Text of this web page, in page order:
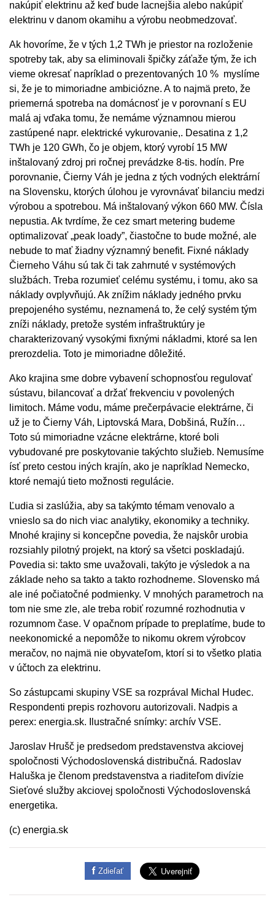
nakúpiť elektrinu až keď bude lacnejšia alebo nakúpiť
elektrinu v danom okamihu a výrobu neobmedzovať.
Ak hovoríme, že v tých 1,2 TWh je priestor na rozloženie
spotreby tak, aby sa eliminovali špičky záťaže tým, že ich
vieme okresať napríklad o prezentovaných 10 % myslíme
si, že je to mimoriadne ambiciózne. A to najmä preto, že
priemerná spotreba na domácnosť je v porovnaní s EU
malá aj vďaka tomu, že nemáme významnou mierou
zastúpené napr. elektrické vykurovanie,. Desatina z 1,2
TWh je 120 GWh, čo je objem, ktorý vyrobí 15 MW
inštalovaný zdroj pri ročnej prevádzke 8-tis. hodín. Pre
porovnanie, Čierny Váh je jedna z tých vodných elektrární
na Slovensku, ktorých úlohou je vyrovnávať bilanciu medzi
výrobou a spotrebou. Má inštalovaný výkon 660 MW. Čísla
nepustia. Ak tvrdíme, že cez smart metering budeme
optimalizovať „peak loady”, čiastočne to bude možné, ale
nebude to mať žiadny významný benefit. Fixné náklady
Čierneho Váhu sú tak či tak zahrnuté v systémových
službách. Treba rozumieť celému systému, i tomu, ako sa
náklady ovplyvňujú. Ak znížim náklady jedného prvku
prepojeného systému, neznamená to, že celý systém tým
zníži náklady, pretože systém infraštruktúry je
charakterizovaný vysokými fixnými nákladmi, ktoré sa len
prerozdelia. Toto je mimoriadne dôležité.
Ako krajina sme dobre vybavení schopnosťou regulovať
sústavu, bilancovať a držať frekvenciu v povolených
limitoch. Máme vodu, máme prečerpávacie elektrárne, či
už je to Čierny Váh, Liptovská Mara, Dobšiná, Ružín…
Toto sú mimoriadne vzácne elektrárne, ktoré boli
vybudované pre poskytovanie takýchto služieb. Nemusíme
ísť preto cestou iných krajín, ako je napríklad Nemecko,
ktoré nemajú tieto možnosti regulácie.
Ľudia si zaslúžia, aby sa takýmto témam venovalo a
vnieslo sa do nich viac analytiky, ekonomiky a techniky.
Mnohé krajiny si koncepčne povedia, že najskôr urobia
rozsiahly pilotný projekt, na ktorý sa všetci poskladajú.
Povedia si: takto sme uvažovali, takýto je výsledok a na
základe neho sa takto a takto rozhodneme. Slovensko má
ale iné počiatočné podmienky. V mnohých parametroch na
tom nie sme zle, ale treba robiť rozumné rozhodnutia v
rozumnom čase. V opačnom prípade to preplatíme, bude to
neekonomické a nepomôže to nikomu okrem výrobcov
meračov, no najmä nie obyvateľom, ktorí si to všetko platia
v účtoch za elektrinu.
So zástupcami skupiny VSE sa rozprával Michal Hudec.
Respondenti prepis rozhovoru autorizovali. Nadpis a
perex: energia.sk. Ilustračné snímky: archív VSE.
Jaroslav Hrušč je predsedom predstavenstva akciovej
spoločnosti Východoslovenská distribučná. Radoslav
Haluška je členom predstavenstva a riaditeľom divízie
Sieťové služby akciovej spoločnosti Východoslovenská
energetika.
(c) energia.sk
Zdieľať